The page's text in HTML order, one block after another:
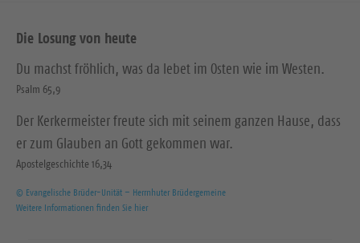
Die Losung von heute
Du machst fröhlich, was da lebet im Osten wie im Westen.
Psalm 65,9
Der Kerkermeister freute sich mit seinem ganzen Hause, dass
er zum Glauben an Gott gekommen war.
Apostelgeschichte 16,34
© Evangelische Brüder-Unität – Herrnhuter Brüdergemeine
Weitere Informationen finden Sie hier